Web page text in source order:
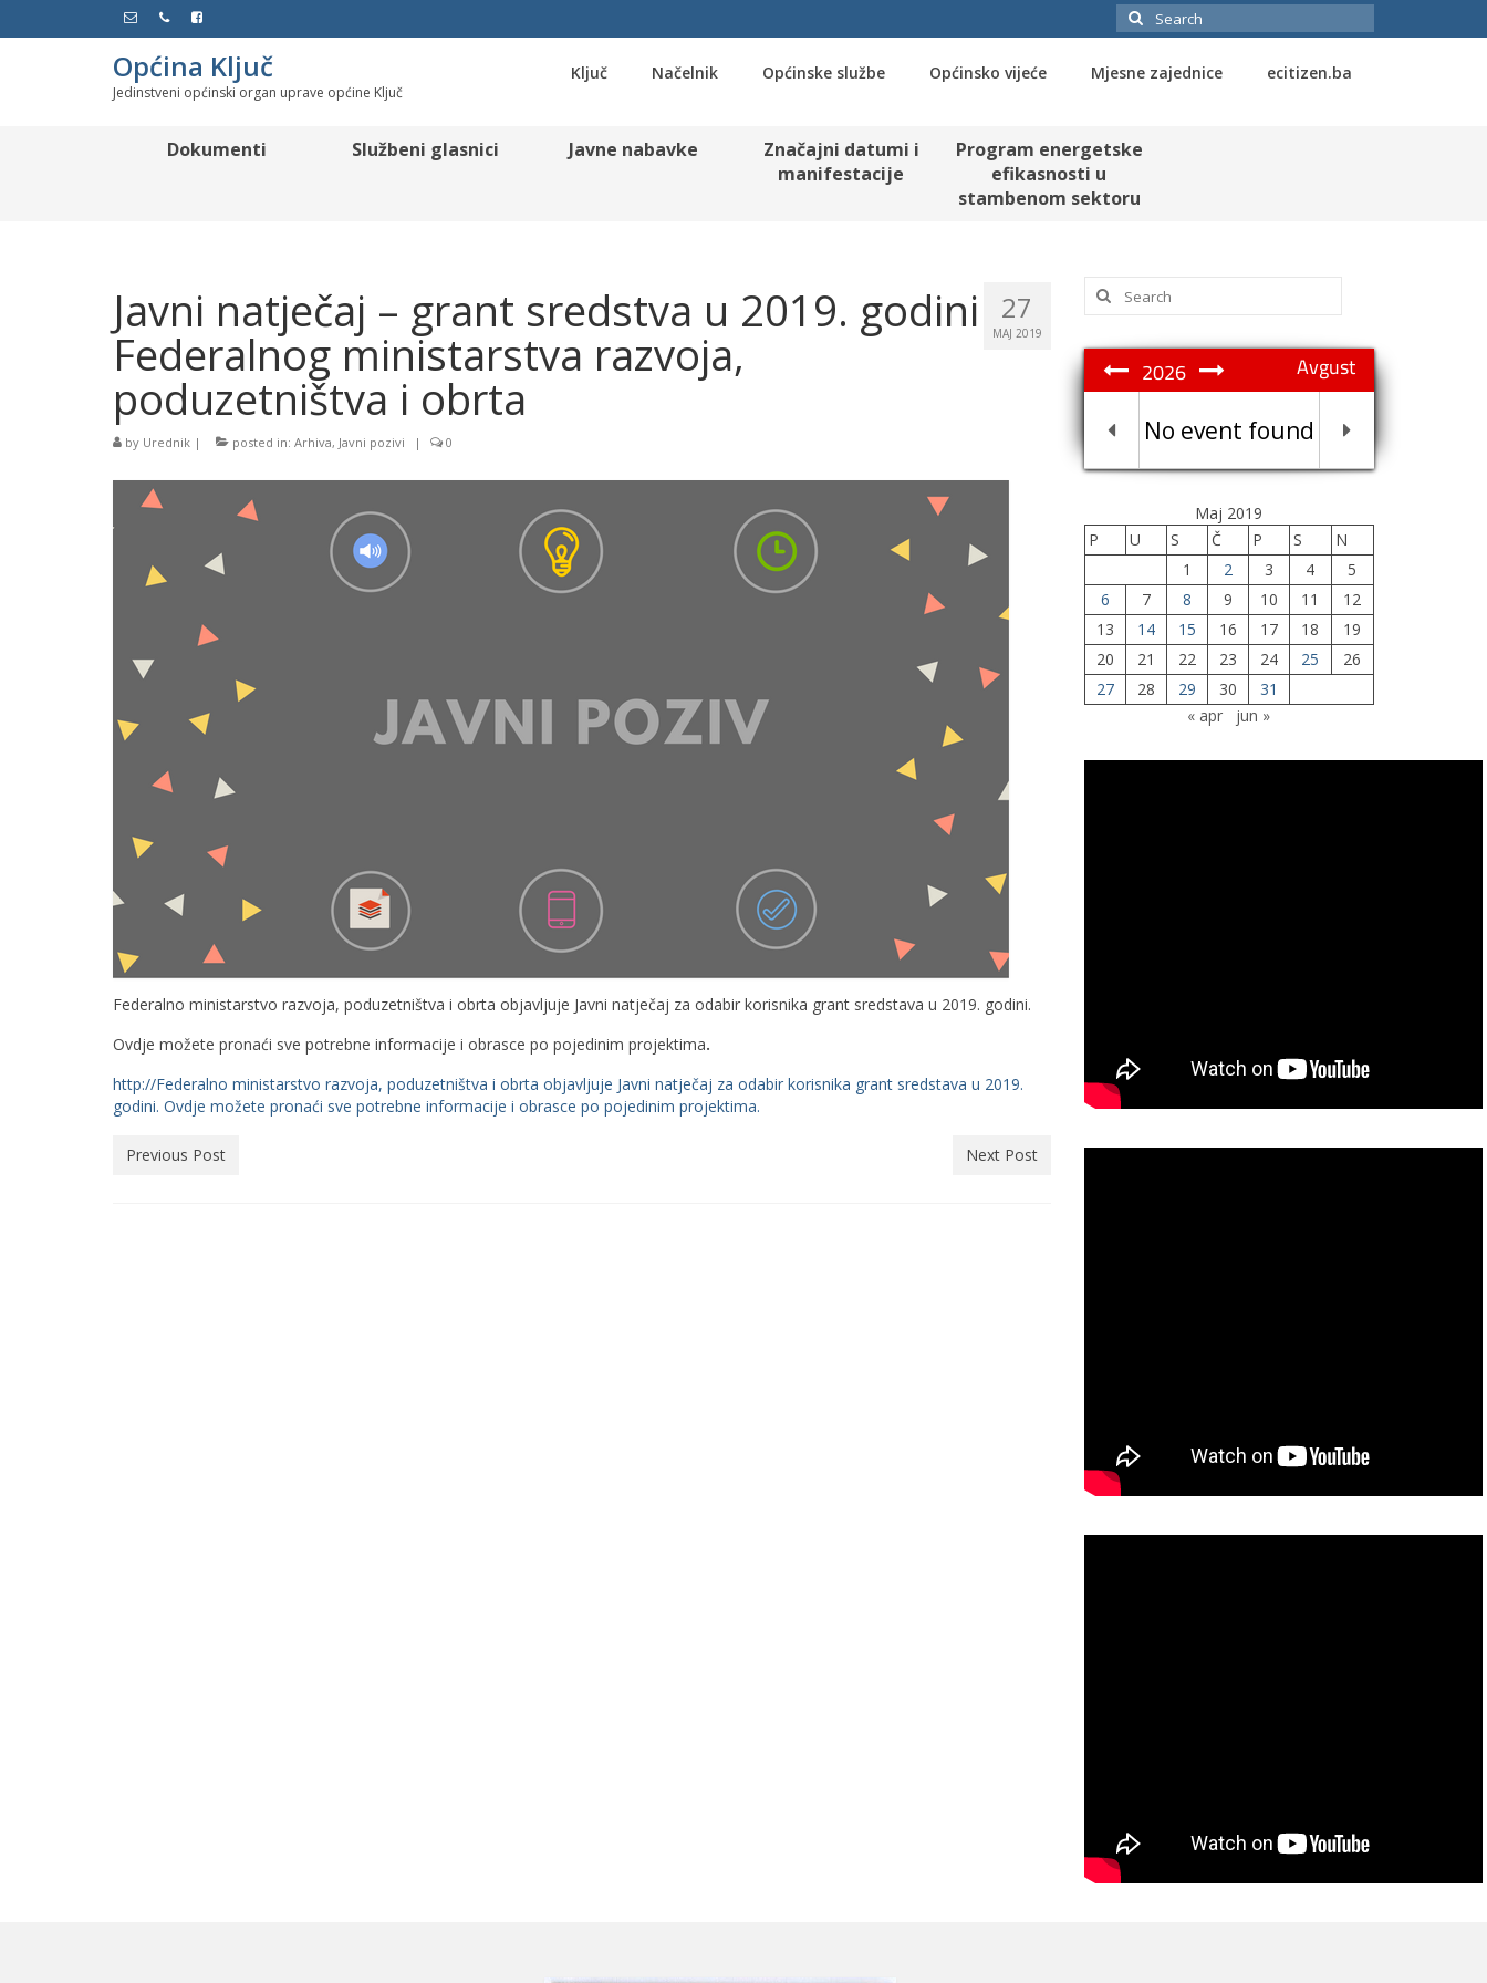
Search
for:
Općina Ključ
Jedinstveni općinski organ uprave općine Ključ
Ključ Načelnik Općinske službe Općinsko vijeće Mjesne zajednice ecitizen.ba
Dokumenti Službeni glasnici Javne nabavke
Značajni datumi i
manifestacije
Program energetske
efikasnosti u
stambenom sektoru
27
MAJ 2019
Javni natječaj – grant sredstva u 2019. godini
Federalnog ministarstva razvoja,
poduzetništva i obrta
by Urednik | posted in: Arhiva, Javni pozivi | 0
Federalno ministarstvo razvoja, poduzetništva i obrta objavljuje Javni natječaj za odabir korisnika grant sredstava u 2019. godini.
Ovdje možete pronaći sve potrebne informacije i obrasce po pojedinim projektima.
http://Federalno ministarstvo razvoja, poduzetništva i obrta objavljuje Javni natječaj za odabir korisnika grant sredstava u 2019.
godini. Ovdje možete pronaći sve potrebne informacije i obrasce po pojedinim projektima.
Previous Post Next Post
Search
for:
Avgust
2026
No event found
Maj 2019
P
U S Č P S
N
1
2 3 4
5
6
7 8 9 10 11
12
13
14 15 16 17 18
19
20
21 22 23 24 25
26
27
28 29 30
31
« apr
jun »